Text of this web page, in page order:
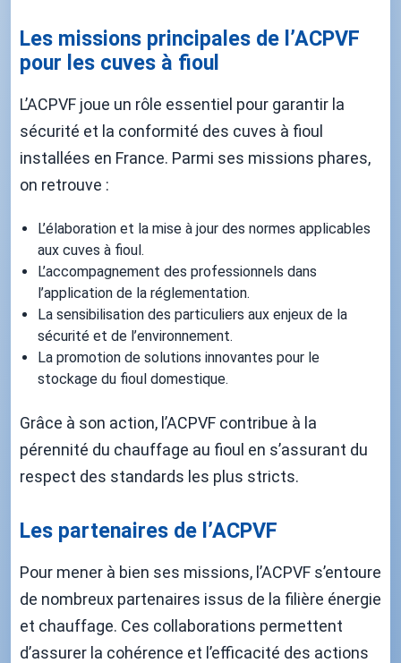
Les missions principales de l’ACPVF
pour les cuves à fioul
L’ACPVF joue un rôle essentiel pour garantir la
sécurité et la conformité des cuves à fioul
installées en France. Parmi ses missions phares,
on retrouve :
L’élaboration et la mise à jour des normes applicables
aux cuves à fioul.
L’accompagnement des professionnels dans
l’application de la réglementation.
La sensibilisation des particuliers aux enjeux de la
sécurité et de l’environnement.
La promotion de solutions innovantes pour le
stockage du fioul domestique.
Grâce à son action, l’ACPVF contribue à la
pérennité du chauffage au fioul en s’assurant du
respect des standards les plus stricts.
Les partenaires de l’ACPVF
Pour mener à bien ses missions, l’ACPVF s’entoure
de nombreux partenaires issus de la filière énergie
et chauffage. Ces collaborations permettent
d’assurer la cohérence et l’efficacité des actions